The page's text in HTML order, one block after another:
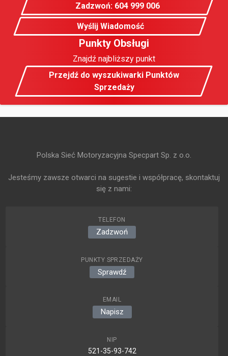
Zadzwoń: 604 999 006
Wyślij Wiadomość
Punkty Obsługi
Znajdź najbliższy punkt
Przejdź do wyszukiwarki Punktów
Sprzedaży
Polska Sieć Motoryzacyjna Specpart Sp. z o.o.
Jesteśmy zawsze otwarci na sugestie i współpracę, skontaktuj
się z nami:
TELEFON
Zadzwoń
PUNKTY SPRZEDAŻY
Sprawdź
EMAIL
Napisz
NIP
521-35-93-742